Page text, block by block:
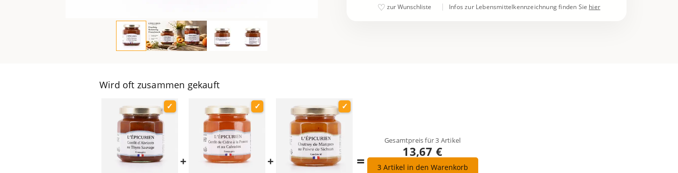
zur Wunschliste Infos zur Lebensmittelkennzeichnung finden Sie hier
Wird oft zusammen gekauft
+ + =
Gesamtpreis für3 Artikel
13,67 €
3Artikel in den Warenkorb